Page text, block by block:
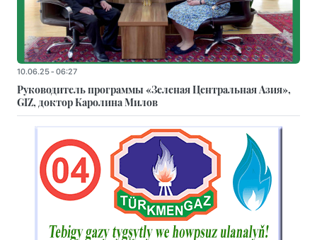
10.06.25 - 06:27
Руководитель программы «Зеленая Центральная Азия»,
GIZ, доктор Каролина Милов